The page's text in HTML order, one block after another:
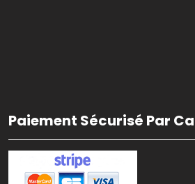
Paiement Sécurisé Par